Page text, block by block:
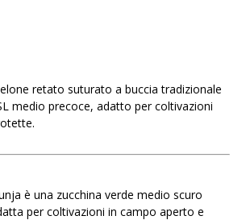
retato suturato a buccia tradizionale
medio precoce, adatto per coltivazioni
è una zucchina verde medio scuro
per coltivazioni in campo aperto e